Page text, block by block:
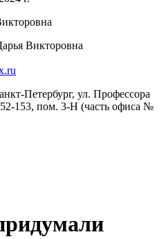
Викторовна
Петербург, ул. Профессора
153, пом. 3-Н (часть офиса №